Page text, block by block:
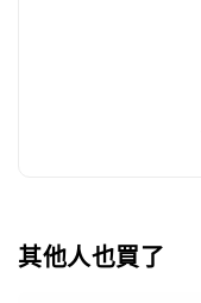
其他人也買了